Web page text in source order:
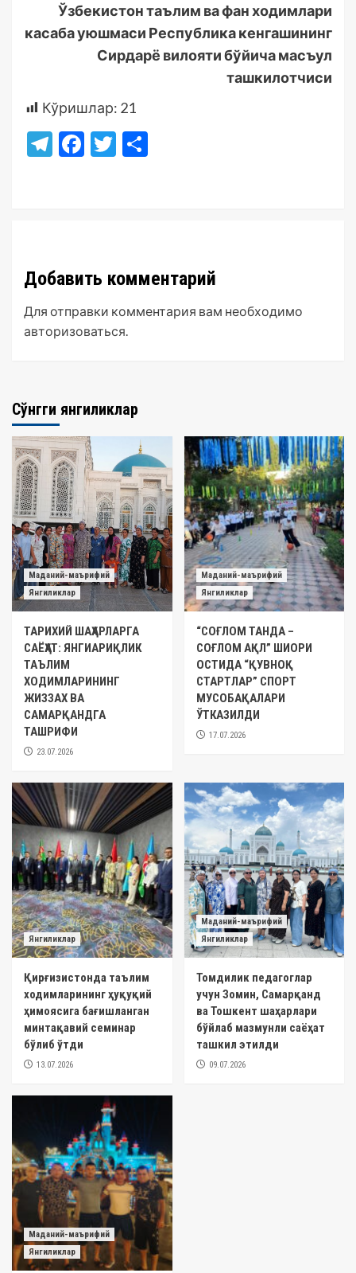
Ўзбекистон таълим ва фан ходимлари
касаба уюшмаси Республика кенгашининг
Сирдарё вилояти бўйича масъул
ташкилотчиси
Кўришлар: 21
Telegram
Facebook
Twitter
Добавить комментарий
Для отправки комментария вам необходимо
авторизоваться.
Сўнгги янгиликлар
Маданий-маърифий
Янгиликлар
ТАРИХИЙ ШАҲАРЛАРГА
САЁҲАТ: ЯНГИАРИҚЛИК
ТАЪЛИМ
ХОДИМЛАРИНИНГ
ЖИЗЗАХ ВА
САМАРҚАНДГА
ТАШРИФИ
23.07.2026
Маданий-маърифий
Янгиликлар
“СОҒЛОМ ТАНДА –
СОҒЛОМ АҚЛ” ШИОРИ
ОСТИДА “ҚУВНОҚ
СТАРТЛАР” СПОРТ
МУСОБАҚАЛАРИ
ЎТКАЗИЛДИ
17.07.2026
Янгиликлар
Қирғизистонда таълим
ходимларининг ҳуқуқий
ҳимоясига бағишланган
минтақавий семинар
бўлиб ўтди
13.07.2026
Маданий-маърифий
Янгиликлар
Томдилик педагоглар
учун Зомин, Самарқанд
ва Тошкент шаҳарлари
бўйлаб мазмунли саёҳат
ташкил этилди
09.07.2026
Маданий-маърифий
Янгиликлар